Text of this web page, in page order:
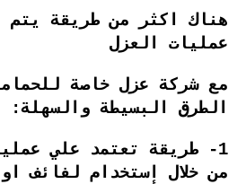
هناك اكثر من طريقة يتم
عمليات العزل
مع شركة عزل خاصة
الطرق البسيطة والسهلة:
1- طريقة تعتمد علي
من خلال إستخدام لفائف